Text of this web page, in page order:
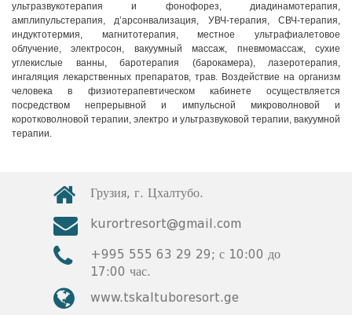
ультразвукотерапия и фонофорез, диадинамотерапия,
амплипульстерапия, д’арсонвализация, УВЧ-терапия, СВЧ-терапия,
индуктотермия, магнитотерапия, местное ультрафиалетовое
облучение, электросон, вакуумный массаж, пневмомассаж, сухие
углекислые ванны, баротерапия (барокамера), лазеротерапия,
ингаляция лекарственных препаратов, трав. Воздействие на организм
человека в физиотерапевтическом кабинете осуществляется
посредством непрерывной и импульсной микроволновой и
коротковолновой терапии, электро и ультразвуковой терапии, вакуумной
терапии.